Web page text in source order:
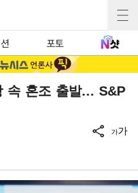
포토
속 혼조 출발… S&P
가가